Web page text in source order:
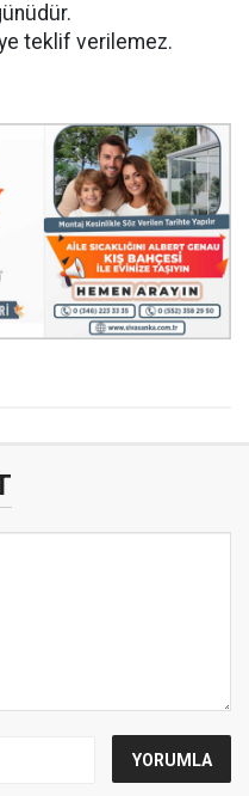
teklif verilemez.